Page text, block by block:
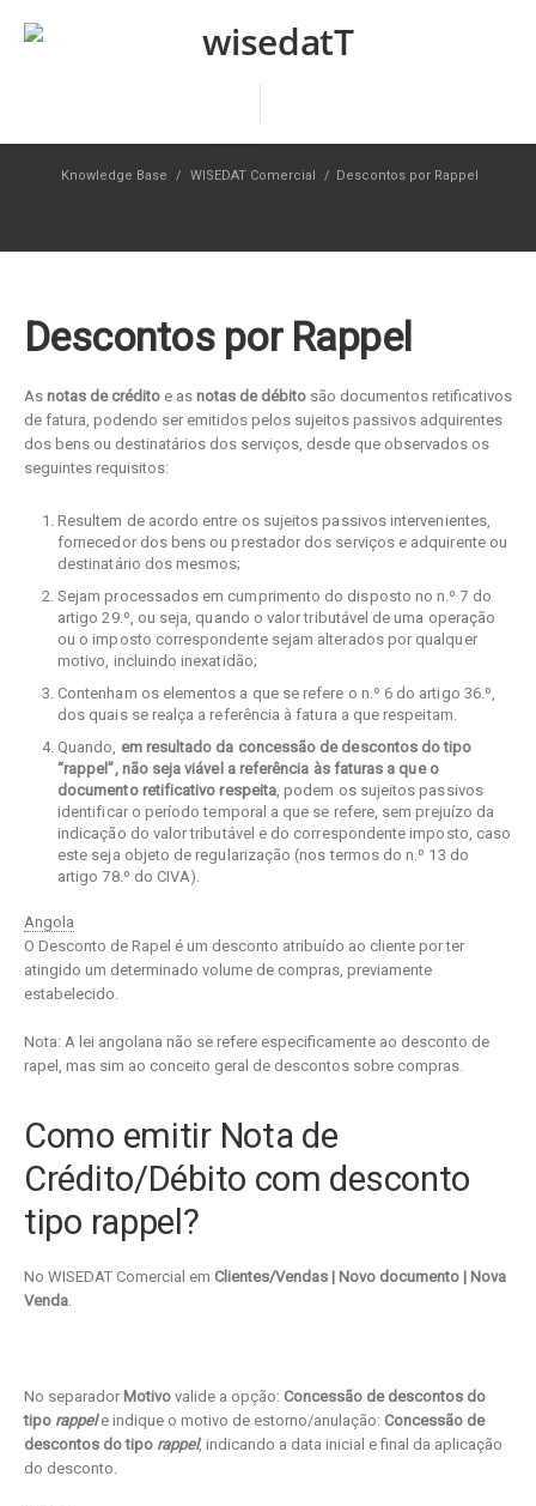
Knowledge Base / WISEDAT Comercial / Descontos por Rappel
Descontos por Rappel
As notas de crédito e as notas de débito são documentos retificativos
de fatura, podendo ser emitidos pelos sujeitos passivos adquirentes
dos bens ou destinatários dos serviços, desde que observados os
seguintes requisitos:
Resultem de acordo entre os sujeitos passivos intervenientes,
fornecedor dos bens ou prestador dos serviços e adquirente ou
destinatário dos mesmos;
Sejam processados em cumprimento do disposto no n.º 7 do
artigo 29.º, ou seja, quando o valor tributável de uma operação
ou o imposto correspondente sejam alterados por qualquer
motivo, incluindo inexatidão;
Contenham os elementos a que se refere o n.º 6 do artigo 36.º,
dos quais se realça a referência à fatura a que respeitam.
Quando, em resultado da concessão de descontos do tipo
“rappel”, não seja viável a referência às faturas a que o
documento retificativo respeita, podem os sujeitos passivos
identificar o período temporal a que se refere, sem prejuízo da
indicação do valor tributável e do correspondente imposto, caso
este seja objeto de regularização (nos termos do n.º 13 do
artigo 78.º do CIVA).
Angola
O Desconto de Rapel é um desconto atribuído ao cliente por ter
atingido um determinado volume de compras, previamente
estabelecido.
Nota: A lei angolana não se refere especificamente ao desconto de
rapel, mas sim ao conceito geral de descontos sobre compras.
Como emitir Nota de
Crédito/Débito com desconto
tipo rappel?
No WISEDAT Comercial em Clientes/Vendas | Novo documento | Nova
Venda.
No separador Motivo valide a opção: Concessão de descontos do
tipo rappele indique o motivo de estorno/anulação: Concessão de
descontos do tipo rappel, indicando a data inicial e final da aplicação
do desconto.